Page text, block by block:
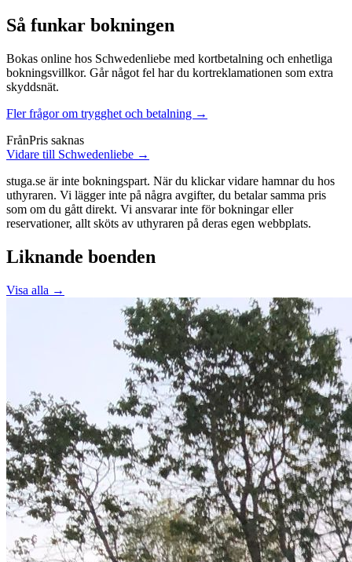
Så funkar bokningen
Bokas online hos Schwedenliebe med kortbetalning och enhetliga
bokningsvillkor. Går något fel har du kortreklamationen som extra
skyddsnät.
Fler frågor om trygghet och betalning →
FrånPris saknas
Vidare till Schwedenliebe →
stuga.se är inte bokningspart. När du klickar vidare hamnar du hos
uthyraren. Vi lägger inte på några avgifter, du betalar samma pris
som om du gått direkt. Vi ansvarar inte för bokningar eller
reservationer, allt sköts av uthyraren på deras egen webbplats.
Liknande boenden
Visa alla →